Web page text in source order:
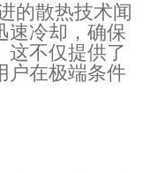
的散热技术闻
速冷却，确保
这不仅提供了
户在极端条件